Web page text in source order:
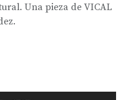
Una pieza de VICAL